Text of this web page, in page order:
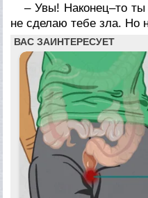
– Увы! Наконец–то
не сделаю тебе зла. Но